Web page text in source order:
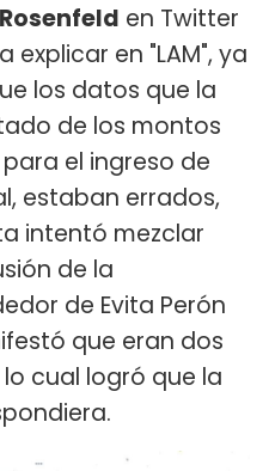
en Twitter
en "LAM", ya
los datos que la
de los montos
el ingreso de
estaban errados,
intentó mezclar
de la
de Evita Perón
que eran dos
cual logró que la